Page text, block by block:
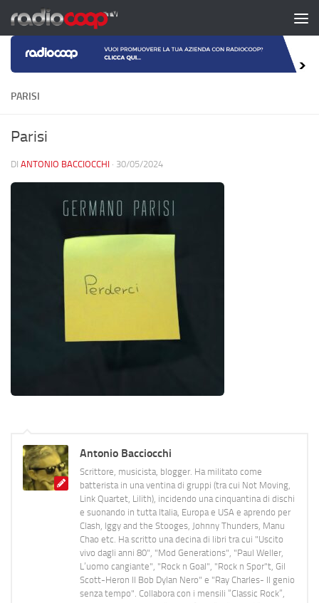
Salta al contenuto
PARISI
Parisi
DI ANTONIO BACCIOCCHI · 30/05/2024
Antonio Bacciocchi
Scrittore, musicista, blogger. Ha militato come
batterista in una ventina di gruppi (tra cui Not Moving,
Link Quartet, Lilith), incidendo una cinquantina di dischi
e suonando in tutta Italia, Europa e USA e aprendo per
Clash, Iggy and the Stooges, Johnny Thunders, Manu
Chao etc. Ha scritto una decina di libri tra cui "Uscito
vivo dagli anni 80", "Mod Generations", "Paul Weller,
L’uomo cangiante", "Rock n Goal", "Rock n Spor"t, Gil
Scott-Heron Il Bob Dylan Nero" e "Ray Charles- Il genio
senza tempo". Collabora con i mensili “Classic Rock”,